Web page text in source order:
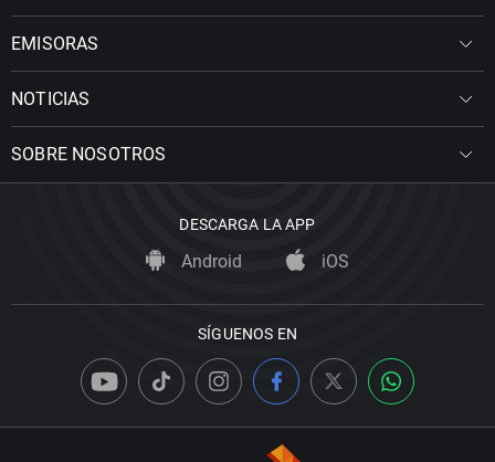
EMISORAS
NOTICIAS
SOBRE NOSOTROS
DESCARGA LA APP
Android iOS
SÍGUENOS EN